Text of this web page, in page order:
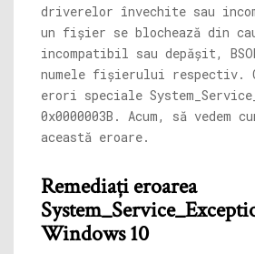
driverelor învechite sau
un fișier se blochează din
incompatibil sau depășit,
numele fișierului respectiv.
erori speciale
0x0000003B. Acum, să vedem
această eroare.
Remediați eroarea
Windows 10